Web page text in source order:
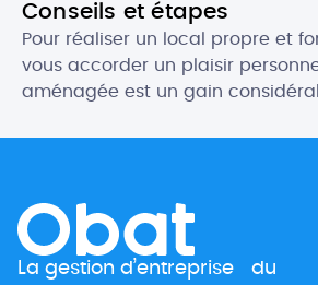
Conseils et étapes
Pour réaliser un local propre et
vous accorder un plaisir
aménagée est un gain
le soin nécessaire, le résultat est
[…]
La gestion d’entreprise du